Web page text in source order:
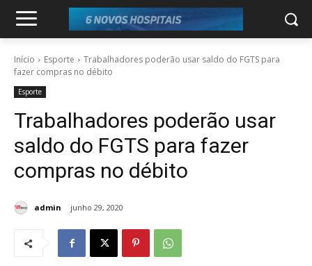
Início Esporte
Trabalhadores poderão usar saldo do FGTS para
fazer compras no débito
Esporte
Trabalhadores poderão usar
saldo do FGTS para fazer
compras no débito
admin junho 29, 2020